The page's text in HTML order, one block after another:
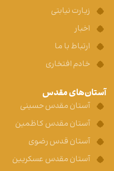
زیارت نیابتی
اخبار
ارتباط با ما
خادم افتخاری
آستان‌های مقدس
آستان مقدس حسینی
آستان مقدس کاظمین
آستان قدس رضوی
آستان مقدس عسکریین